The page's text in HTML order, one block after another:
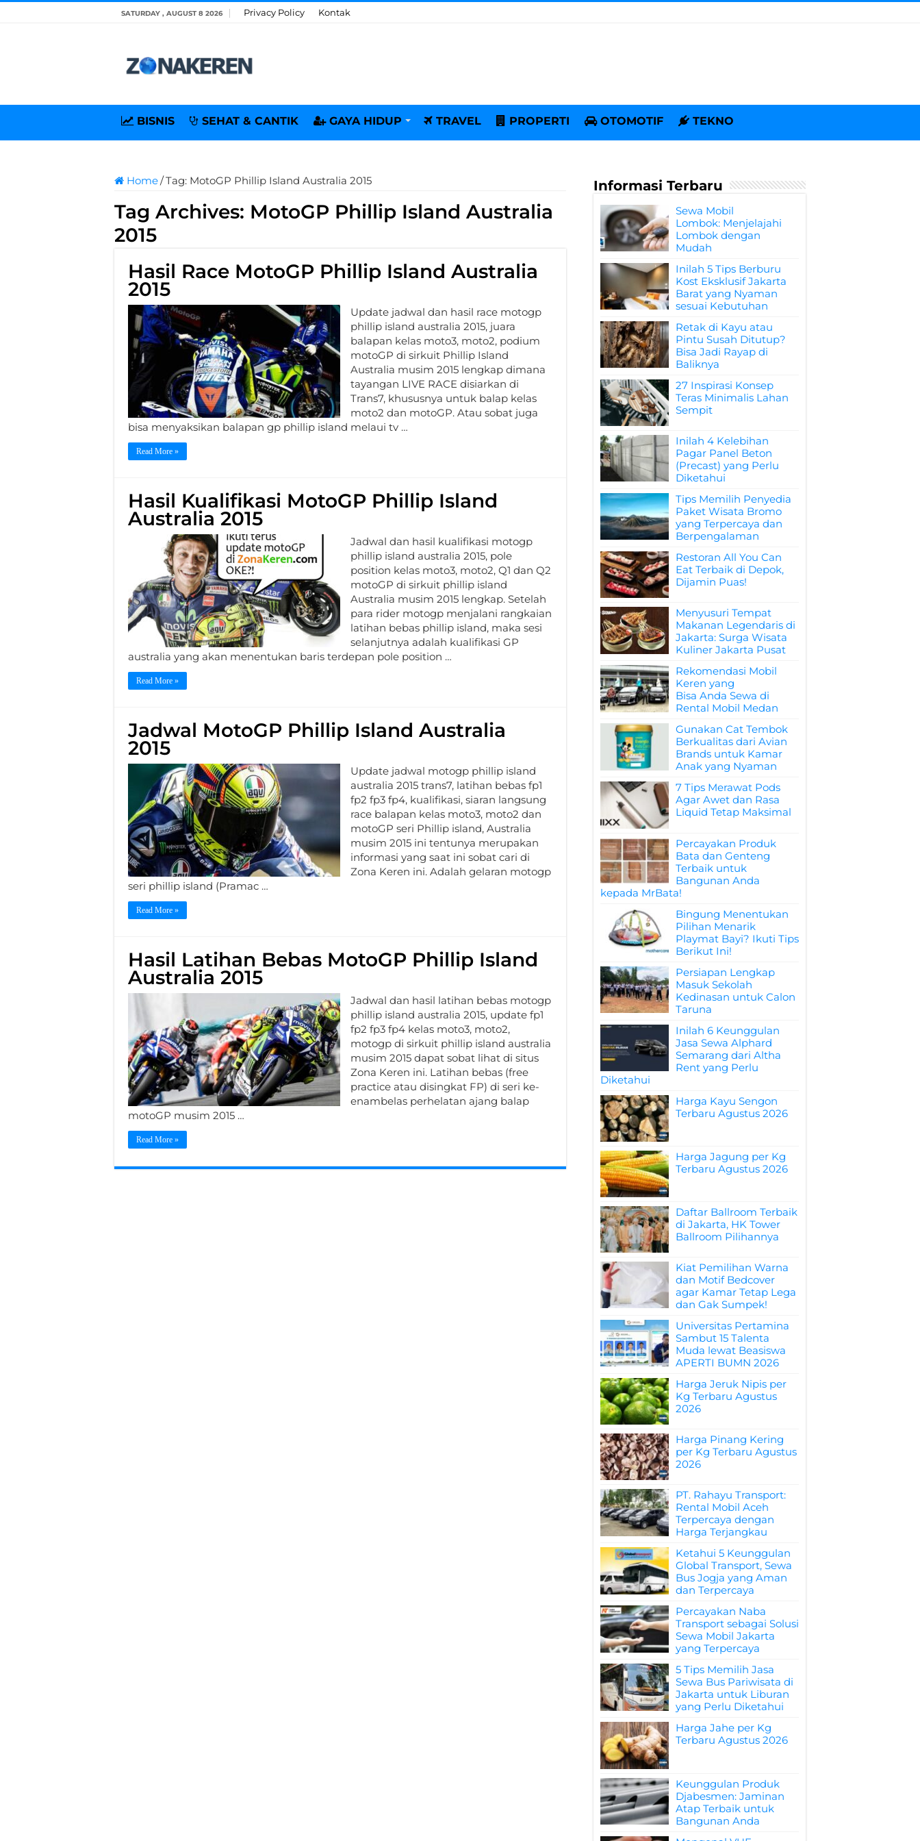
SATURDAY , AUGUST 8 2026 Privacy Policy Kontak
BISNIS SEHAT & CANTIK GAYA HIDUP TRAVEL PROPERTI OTOMOTIF TEKNO
Home/Tag: MotoGP Phillip Island Australia 2015
Tag Archives: MotoGP Phillip Island Australia
2015
Hasil Race MotoGP Phillip Island Australia
2015
Update jadwal dan hasil race motogp
phillip island australia 2015, juara
balapan kelas moto3, moto2, podium
motoGP di sirkuit Phillip Island
Australia musim 2015 lengkap dimana
tayangan LIVE RACE disiarkan di
Trans7, khususnya untuk balap kelas
moto2 dan motoGP. Atau sobat juga
bisa menyaksikan balapan gp phillip island melaui tv …
Read More »
Hasil Kualifikasi MotoGP Phillip Island
Australia 2015
Jadwal dan hasil kualifikasi motogp
phillip island australia 2015, pole
position kelas moto3, moto2, Q1 dan Q2
motoGP di sirkuit phillip island
Australia musim 2015 lengkap. Setelah
para rider motogp menjalani rangkaian
latihan bebas phillip island, maka sesi
selanjutnya adalah kualifikasi GP
australia yang akan menentukan baris terdepan pole position …
Read More »
Jadwal MotoGP Phillip Island Australia
2015
Update jadwal motogp phillip island
australia 2015 trans7, latihan bebas fp1
fp2 fp3 fp4, kualifikasi, siaran langsung
race balapan kelas moto3, moto2 dan
motoGP seri Phillip island, Australia
musim 2015 ini tentunya merupakan
informasi yang saat ini sobat cari di
Zona Keren ini. Adalah gelaran motogp
seri phillip island (Pramac …
Read More »
Hasil Latihan Bebas MotoGP Phillip Island
Australia 2015
Jadwal dan hasil latihan bebas motogp
phillip island australia 2015, update fp1
fp2 fp3 fp4 kelas moto3, moto2,
motogp di sirkuit phillip island australia
musim 2015 dapat sobat lihat di situs
Zona Keren ini. Latihan bebas (free
practice atau disingkat FP) di seri ke-
enambelas perhelatan ajang balap
motoGP musim 2015 …
Read More »
Informasi Terbaru
Sewa Mobil
Lombok: Menjelajahi
Lombok dengan
Mudah
Inilah 5 Tips Berburu
Kost Eksklusif Jakarta
Barat yang Nyaman
sesuai Kebutuhan
Retak di Kayu atau
Pintu Susah Ditutup?
Bisa Jadi Rayap di
Baliknya
27 Inspirasi Konsep
Teras Minimalis Lahan
Sempit
Inilah 4 Kelebihan
Pagar Panel Beton
(Precast) yang Perlu
Diketahui
Tips Memilih Penyedia
Paket Wisata Bromo
yang Terpercaya dan
Berpengalaman
Restoran All You Can
Eat Terbaik di Depok,
Dijamin Puas!
Menyusuri Tempat
Makanan Legendaris di
Jakarta: Surga Wisata
Kuliner Jakarta Pusat
Rekomendasi Mobil
Keren yang
Bisa Anda Sewa di
Rental Mobil Medan
Gunakan Cat Tembok
Berkualitas dari Avian
Brands untuk Kamar
Anak yang Nyaman
7 Tips Merawat Pods
Agar Awet dan Rasa
Liquid Tetap Maksimal
Percayakan Produk
Bata dan Genteng
Terbaik untuk
Bangunan Anda
kepada MrBata!
Bingung Menentukan
Pilihan Menarik
Playmat Bayi? Ikuti Tips
Berikut Ini!
Persiapan Lengkap
Masuk Sekolah
Kedinasan untuk Calon
Taruna
Inilah 6 Keunggulan
Jasa Sewa Alphard
Semarang dari Altha
Rent yang Perlu
Diketahui
Harga Kayu Sengon
Terbaru Agustus 2026
Harga Jagung per Kg
Terbaru Agustus 2026
Daftar Ballroom Terbaik
di Jakarta, HK Tower
Ballroom Pilihannya
Kiat Pemilihan Warna
dan Motif Bedcover
agar Kamar Tetap Lega
dan Gak Sumpek!
Universitas Pertamina
Sambut 15 Talenta
Muda lewat Beasiswa
APERTI BUMN 2026
Harga Jeruk Nipis per
Kg Terbaru Agustus
2026
Harga Pinang Kering
per Kg Terbaru Agustus
2026
PT. Rahayu Transport:
Rental Mobil Aceh
Terpercaya dengan
Harga Terjangkau
Ketahui 5 Keunggulan
Global Transport, Sewa
Bus Jogja yang Aman
dan Terpercaya
Percayakan Naba
Transport sebagai Solusi
Sewa Mobil Jakarta
yang Terpercaya
5 Tips Memilih Jasa
Sewa Bus Pariwisata di
Jakarta untuk Liburan
yang Perlu Diketahui
Harga Jahe per Kg
Terbaru Agustus 2026
Keunggulan Produk
Djabesmen: Jaminan
Atap Terbaik untuk
Bangunan Anda